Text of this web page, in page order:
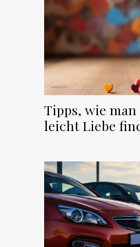
Tipps, wie
leicht Liebe